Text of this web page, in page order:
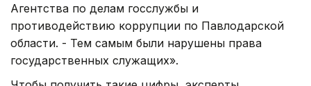
Агентства по делам госслужбы и
противодействию коррупции по Павлодарской
области. - Тем самым были нарушены права
государственных служащих».